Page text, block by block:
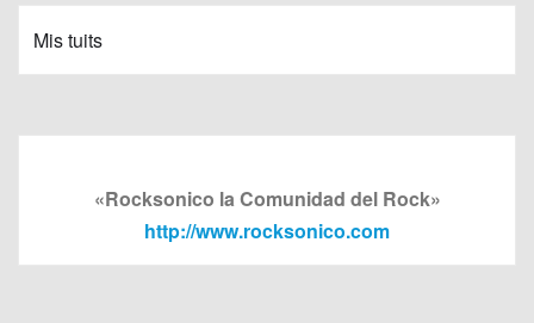
Mis tuits
«Rocksonico la Comunidad del Rock»
http://www.rocksonico.com